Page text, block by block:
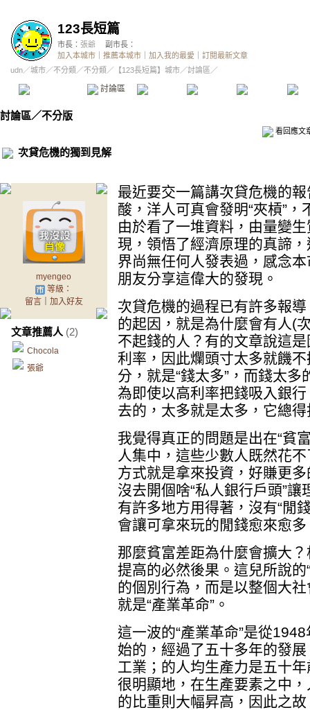
123長短篇
市長： 張爺
副市長：
加入本城市
推薦本城市 加入我的最愛
訂閱最新文章
udn／城市／不分類 ／不分類 ／ 【123長短篇】城市／討論區／
討論區 精華區 投票區 影像館
討論區／不分版
看回應文
次貸危機的獨到見解
myengeo
等級：
留言｜ 加入好友
文章推薦人 (2)
Chocola
張爺
最近要交一篇講次貸危機的
酸，洋人可真會發明“夾槓”
由於看了一堆資料，由量變
現，領悟了經濟原理的真諦
界尚無任何人發表過，感念
朋友分享這偉大的發現。
次貸危機的過程已有許多報
的起因，就是為什麼會有人(
不起錢的人？有的文章說這
利率，因此爛頭寸太多就饑
分，就是“錢太多”，而錢太
為即使以高利率把錢吸入銀
去的，太多就是太多，它總
我覺得真正的問題是出在“貧
人集中，這些少數人既然花
方式就是拿來投資，好賺更
沒去開個啥“私人銀行戶頭”
有許多地方用得著，沒有“閒
會讓可拿來玩的閒錢愈來愈
那麼貧富差距為什麼會擴大
提高的必然後果。這兒所說
的個別行為，而是以整個大
就是“產業革命”。
這一波的“產業革命”是從
始的，經過了五十多年的發
工業；的人均生產力是五十
很明顯地，在生產要素之中
的比重則大幅昇高，因此之